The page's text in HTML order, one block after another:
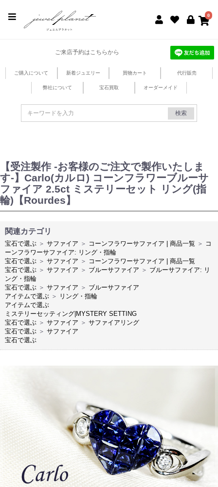
0
ご来店予約はこちらから
ご購入について 新着ジュエリー 買物カート 代行販売
弊社について 宝石買取 オーダーメイド
検索
【受注製作 -お客様のご注文で製作いたしま
す-】Carlo(カルロ) コーンフラワーブルーサ
ファイア 2.5ct ミステリーセット リング(指
輪)【Rourdes】
関連カテゴリ
宝石で選ぶ ＞ サファイア ＞ コーンフラワーサファイア | 商品一覧 ＞ コ
ーンフラワーサファイア: リング・指輪
宝石で選ぶ ＞ サファイア ＞ コーンフラワーサファイア | 商品一覧
宝石で選ぶ ＞ サファイア ＞ ブルーサファイア ＞ ブルーサファイア: リ
ング・指輪
宝石で選ぶ ＞ サファイア ＞ ブルーサファイア
アイテムで選ぶ ＞
リング・指輪
アイテムで選ぶ
ミステリーセッティング|MYSTERY SETTING
宝石で選ぶ ＞ サファイア ＞ サファイアリング
宝石で選ぶ ＞ サファイア
宝石で選ぶ